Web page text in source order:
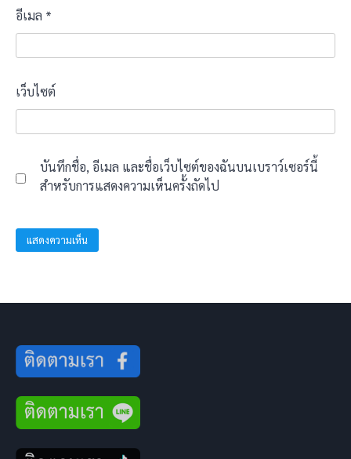
อีเมล *
เว็บไซต์
บันทึกชื่อ, อีเมล และชื่อเว็บไซต์ของฉันบนเบราว์เซอร์นี้
สำหรับการแสดงความเห็นครั้งถัดไป